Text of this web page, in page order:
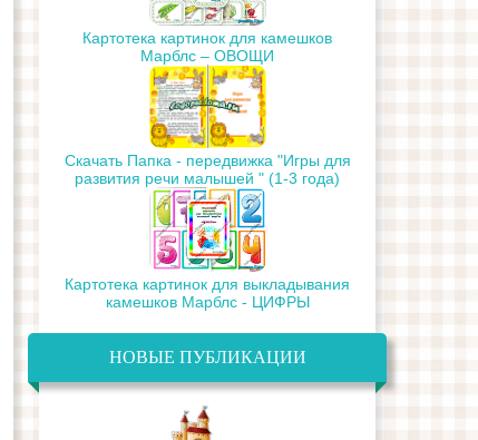
Картотека картинок для камешков
Марблс – ОВОЩИ
Скачать Папка - передвижка "Игры для
развития речи малышей " (1-3 года)
Картотека картинок для выкладывания
камешков Марблс - ЦИФРЫ
НОВЫЕ ПУБЛИКАЦИИ